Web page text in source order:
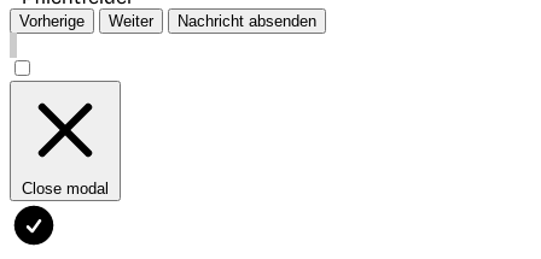
Vorherige Weiter Nachricht absenden
Close modal